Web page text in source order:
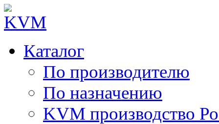
Каталог
По производителю
По назначению
KVM производство